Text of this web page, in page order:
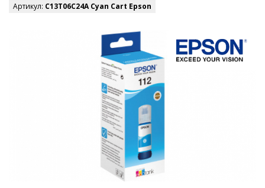
Артикул: C13T06C24A Cyan Cart Epson